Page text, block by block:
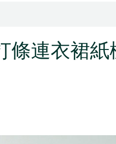
條連衣裙